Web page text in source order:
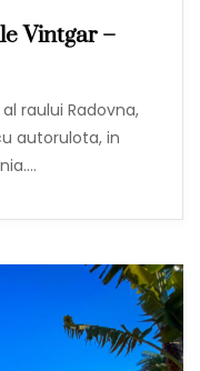
Vintgar –
raului Radovna,
autorulota, in